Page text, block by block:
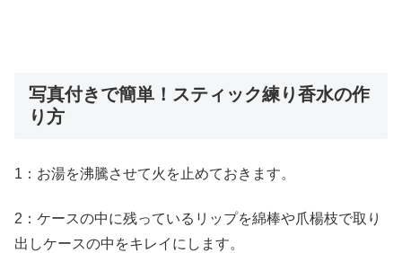
写真付きで簡単！スティック練り香水の作
り方
1：お湯を沸騰させて火を止めておきます。
2：ケースの中に残っているリップを綿棒や爪楊枝で取り
出しケースの中をキレイにします。